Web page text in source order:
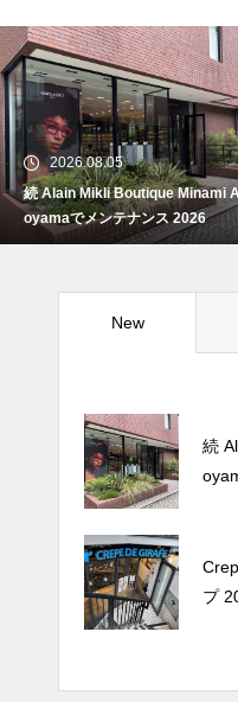
2026.08.05
続 Alain Mikli Boutique Minami
oyamaでメンテナンス 2026
New
続
プ
続
プ